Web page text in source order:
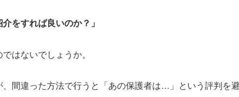
をすれば良いのか？」
はないでしょうか。
間違った方法で行うと「あの保護者は…」という評判を避